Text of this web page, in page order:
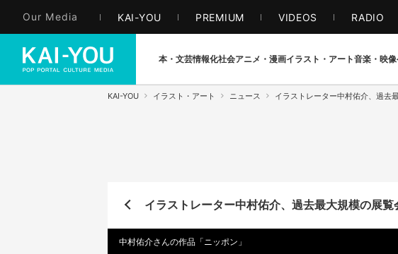
Our Media KAI-YOU PREMIUM VIDEOS RADIO
本・文芸情報化社会アニメ・漫画イラスト・アート音楽・映像
KAI-YOU イラスト・アート ニュース イラストレーター中村佑介、過去
イラストレーター中村佑介、過去最大規模の展覧
中村佑介さんの作品「ニッポン」